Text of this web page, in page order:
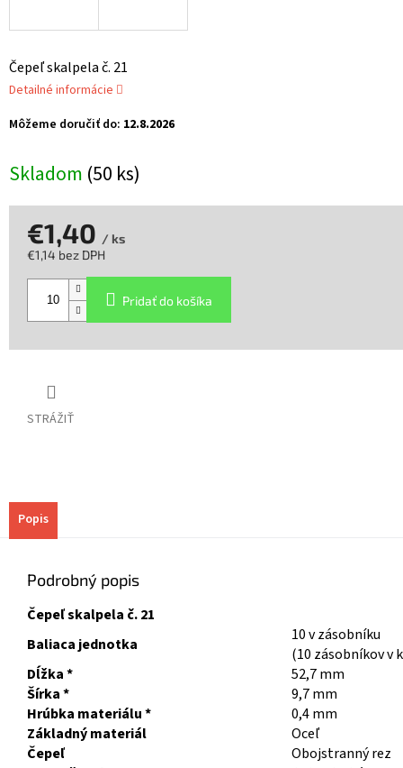
Skladom (50 ks)
Môžeme doručiť do: 12.8.2026
Čepeľ skalpela č. 21
Detailné informácie
STRÁŽIŤ
€1,40 / ks
€1,14 bez DPH
Pridať do košíka
Popis
Podrobný popis
Čepeľ skalpela č. 21
Baliaca jednotka
10 v zásobníku
(10 zásobníkov v
Dĺžka *
52,7 mm
Šírka *
9,7 mm
Hrúbka materiálu *
0,4 mm
Základný materiál
Oceľ
Čepeľ
Obojstranný rez